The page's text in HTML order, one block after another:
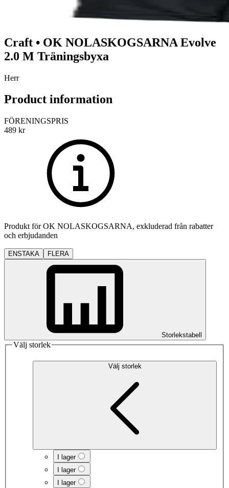
Craft • OK NOLASKOGSARNA Evolve
2.0 M Träningsbyxa
Herr
Product information
FÖRENINGSPRIS
489 kr
Produkt förOK NOLASKOGSARNA, exkluderad från rabatter
och erbjudanden
ENSTAKA FLERA
Storlekstabell
Välj storlek
Välj storlek
I lager
I lager
I lager